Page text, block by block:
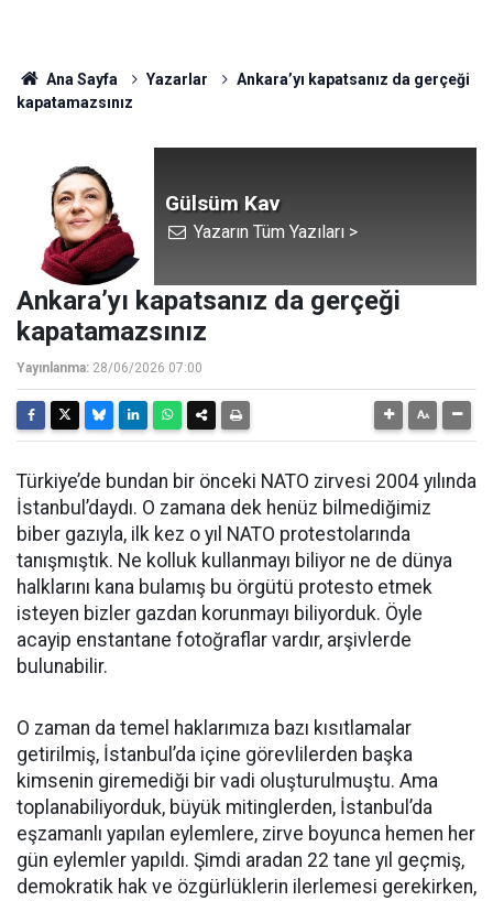
Ana Sayfa Yazarlar
Ankara’yı kapatsanız da gerçeği
kapatamazsınız
Gülsüm Kav
Yazarın Tüm Yazıları >
Ankara’yı kapatsanız da gerçeği
kapatamazsınız
Yayınlanma: 28/06/2026 07:00
Türkiye’de bundan bir önceki NATO zirvesi 2004 yılında
İstanbul’daydı. O zamana dek henüz bilmediğimiz
biber gazıyla, ilk kez o yıl NATO protestolarında
tanışmıştık. Ne kolluk kullanmayı biliyor ne de dünya
halklarını kana bulamış bu örgütü protesto etmek
isteyen bizler gazdan korunmayı biliyorduk. Öyle
acayip enstantane fotoğraflar vardır, arşivlerde
bulunabilir.
O zaman da temel haklarımıza bazı kısıtlamalar
getirilmiş, İstanbul’da içine görevlilerden başka
kimsenin giremediği bir vadi oluşturulmuştu. Ama
toplanabiliyorduk, büyük mitinglerden, İstanbul’da
eşzamanlı yapılan eylemlere, zirve boyunca hemen her
gün eylemler yapıldı. Şimdi aradan 22 tane yıl geçmiş,
demokratik hak ve özgürlüklerin ilerlemesi gerekirken,